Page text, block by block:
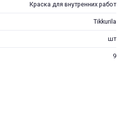
Краска для внутренних работ
Tikkurila
шт
9